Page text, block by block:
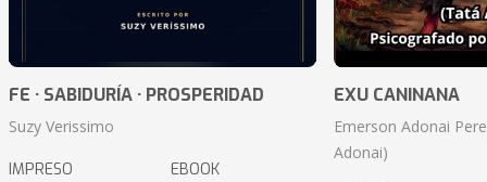
FE · SABIDURÍA · PROSPERIDAD
Suzy Verissimo
IMPRESO EBOOK
EXU CANINANA
Emerson Adonai
Adonai)